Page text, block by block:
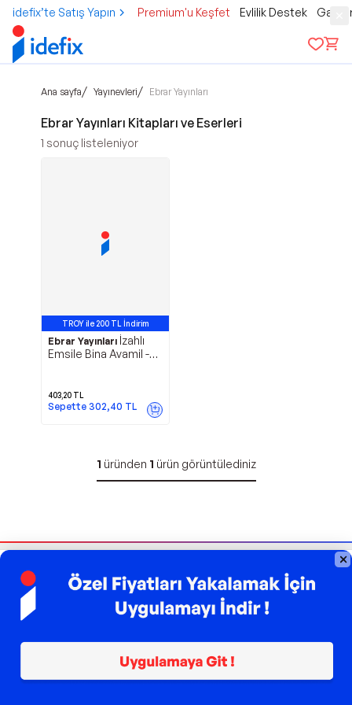
idefix’te Satış Yapın Premium'u Keşfet Evlilik Destek
Ana sayfa/ Yayınevleri/ Ebrar Yayınları
Ebrar Yayınları Kitapları ve Eserleri
1 sonuç listeleniyor
TROY ile 200 TL İndirim
Ebrar Yayınları İzahlı
Emsile Bina Avamil -
403,20 TL
Sepette 302,40 TL
1 üründen 1 ürün görüntülediniz
Bizi Takip Edin